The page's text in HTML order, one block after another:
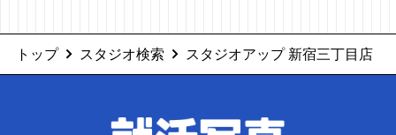
トップ スタジオ検索 スタジオアップ 新宿三丁目店